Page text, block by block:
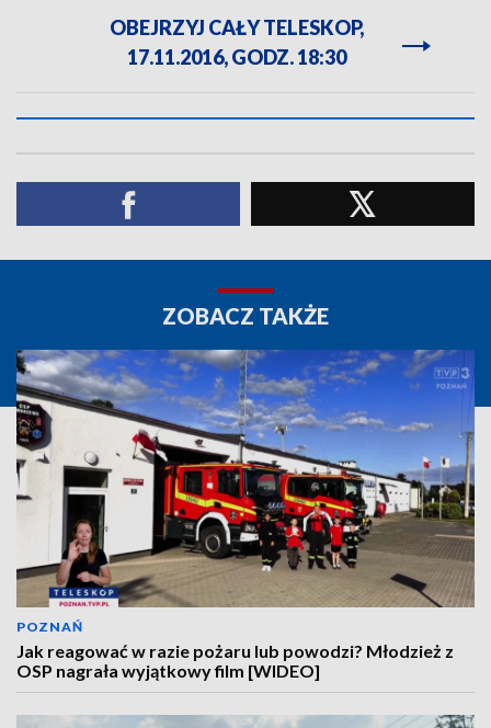
OBEJRZYJ CAŁY TELESKOP,
17.11.2016, GODZ. 18:30
ZOBACZ TAKŻE
POZNAŃ
Jak reagować w razie pożaru lub powodzi? Młodzież z
OSP nagrała wyjątkowy film [WIDEO]